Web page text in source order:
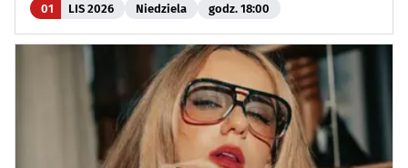
01 LIS 2026 Niedziela godz. 18:00